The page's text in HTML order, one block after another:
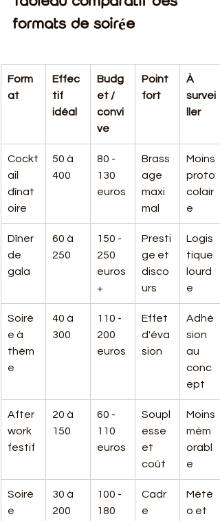
formats de soirée
Form
at
Effec
tif
idéal
Budg
et /
convi
ve
Point
fort
À
survei
ller
Cockt
ail
dînat
oire
50 à
400
80 -
130
euros
Brass
age
maxi
mal
Moins
proto
colair
e
Dîner
de
gala
60 à
250
150 -
250
euros
+
Presti
ge et
disco
urs
Logis
tique
lourd
e
Soiré
e à
thèm
e
40 à
300
110 -
200
euros
Effet
d'éva
sion
Adhé
sion
au
conc
ept
After
work
festif
20 à
150
60 -
110
euros
Soupl
esse
et
coût
Moins
mém
orabl
e
Soiré
e
30 à
200
100 -
180
Cadr
e
Mété
o et